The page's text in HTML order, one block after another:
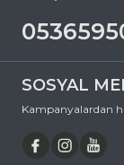
Çerçeve Rengi
Cam Rengi
SOSYAL
Kampanyalardan